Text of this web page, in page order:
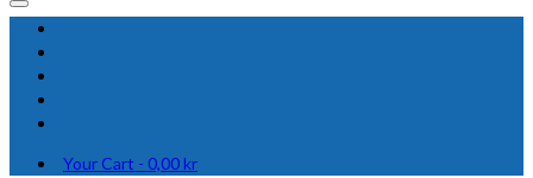
Your Cart - 0,00kr